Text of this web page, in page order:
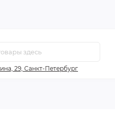
29, Санкт-Петербург